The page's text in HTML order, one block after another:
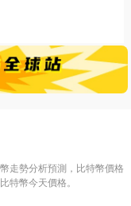
走勢分析預測，比特幣價格
特幣今天價格。